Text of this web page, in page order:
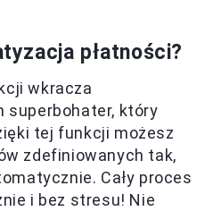
płatności?
wkracza
superbohater, który
tej funkcji możesz
zdefiniowanych tak,
Cały proces
i bez stresu! Nie